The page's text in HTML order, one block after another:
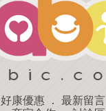
好康優惠 ． 最新留言